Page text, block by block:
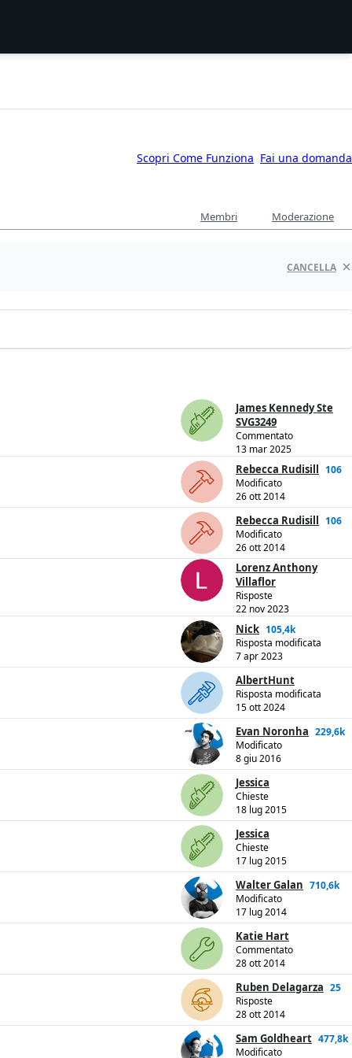
Scopri Come Funziona Fai una domanda
Membri Moderazione
CANCELLA
James Kennedy Ste
SVG3249
Commentato
13 mar 2025
Rebecca Rudisill 106
Modificato
26 ott 2014
Rebecca Rudisill 106
Modificato
26 ott 2014
Lorenz Anthony
Villaflor
Risposte
22 nov 2023
Nick 105,4k
Risposta modificata
7 apr 2023
AlbertHunt
Risposta modificata
15 ott 2024
Evan Noronha 229,6k
Modificato
8 giu 2016
Jessica
Chieste
18 lug 2015
Jessica
Chieste
17 lug 2015
Walter Galan 710,6k
Modificato
17 lug 2014
Katie Hart
Commentato
28 ott 2014
Ruben Delagarza 25
Risposte
28 ott 2014
Sam Goldheart 477,8k
Modificato